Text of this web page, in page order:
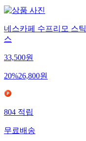
네스카페 수프리모 스
스
33,500원
20%26,800원
804적립
무료배송